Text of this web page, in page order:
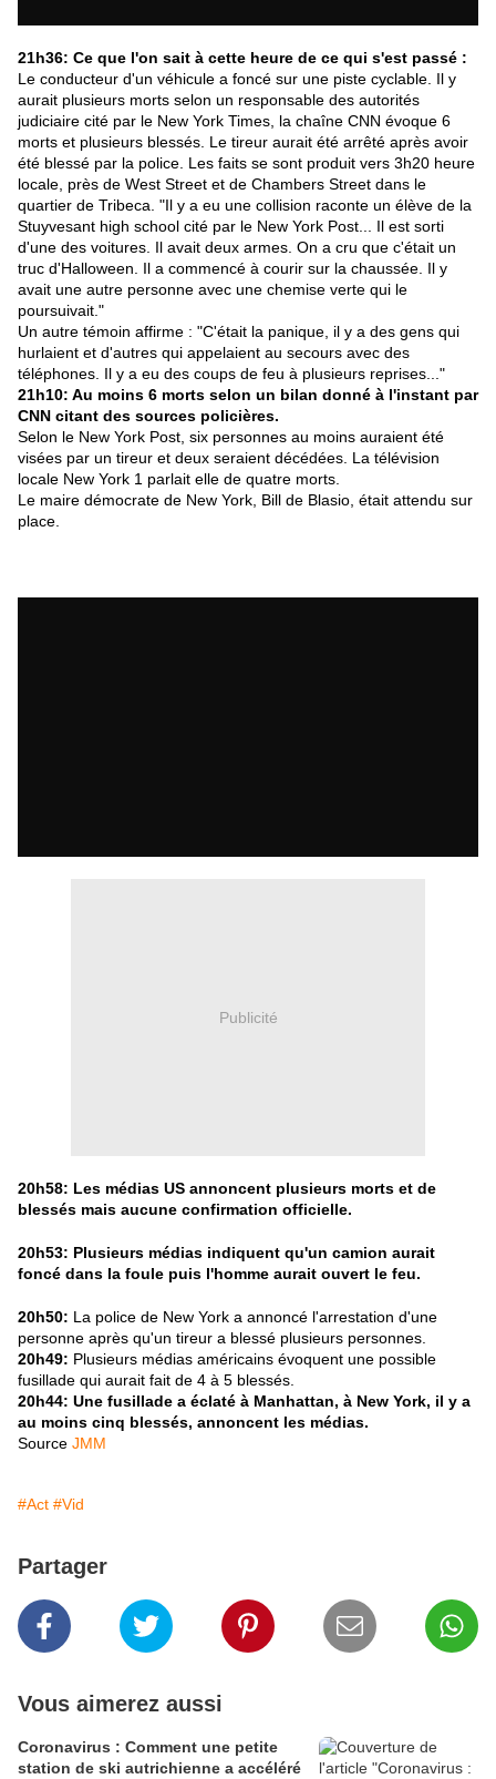
21h36: Ce que l'on sait à cette heure de ce qui s'est passé :
Le conducteur d'un véhicule a foncé sur une piste cyclable. Il y
aurait plusieurs morts selon un responsable des autorités
judiciaire cité par le New York Times, la chaîne CNN évoque 6
morts et plusieurs blessés. Le tireur aurait été arrêté après avoir
été blessé par la police. Les faits se sont produit vers 3h20 heure
locale, près de West Street et de Chambers Street dans le
quartier de Tribeca. "Il y a eu une collision raconte un élève de la
Stuyvesant high school cité par le New York Post... Il est sorti
d'une des voitures. Il avait deux armes. On a cru que c'était un
truc d'Halloween. Il a commencé à courir sur la chaussée. Il y
avait une autre personne avec une chemise verte qui le
poursuivait."
Un autre témoin affirme : "C'était la panique, il y a des gens qui
hurlaient et d'autres qui appelaient au secours avec des
téléphones. Il y a eu des coups de feu à plusieurs reprises..."
21h10: Au moins 6 morts selon un bilan donné à l'instant par
CNN citant des sources policières.
Selon le New York Post, six personnes au moins auraient été
visées par un tireur et deux seraient décédées. La télévision
locale New York 1 parlait elle de quatre morts.
Le maire démocrate de New York, Bill de Blasio, était attendu sur
place.
Publicité
20h58: Les médias US annoncent plusieurs morts et de
blessés mais aucune confirmation officielle.
20h53: Plusieurs médias indiquent qu'un camion aurait
foncé dans la foule puis l'homme aurait ouvert le feu.
20h50: La police de New York a annoncé l'arrestation d'une
personne après qu'un tireur a blessé plusieurs personnes.
20h49: Plusieurs médias américains évoquent une possible
fusillade qui aurait fait de 4 à 5 blessés.
20h44: Une fusillade a éclaté à Manhattan, à New York, il y a
au moins cinq blessés, annoncent les médias.
Source JMM
#Act #Vid
Partager
Vous aimerez aussi
Coronavirus : Comment une petite
station de ski autrichienne a accéléré